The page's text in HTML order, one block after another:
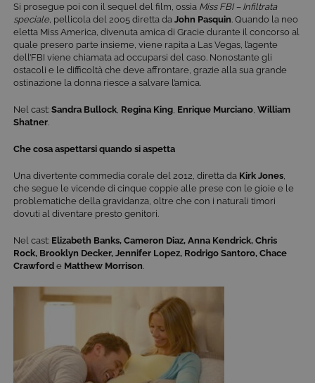
Si prosegue poi con il sequel del film, ossia Miss FBI – Infiltrata
speciale, pellicola del 2005 diretta da John Pasquin . Quando la neo
eletta Miss America, divenuta amica di Gracie durante il concorso al
quale presero parte insieme, viene rapita a Las Vegas, l’agente
dell’FBI viene chiamata ad occuparsi del caso. Nonostante gli
ostacoli e le difficoltà che deve affrontare, grazie alla sua grande
ostinazione la donna riesce a salvare l’amica.
Nel cast: Sandra Bullock Regina King Enrique Murciano William
Shatner
Che cosa aspettarsi quando si aspetta
Una divertente commedia corale del 2012, diretta da Kirk Jones
che segue le vicende di cinque coppie alle prese con le gioie e le
problematiche della gravidanza, oltre che con i naturali timori
dovuti al diventare presto genitori.
Nel cast: Elizabeth Banks, Cameron Diaz, Anna Kendrick, Chris
Rock, Brooklyn Decker, Jennifer Lopez, Rodrigo Santoro, Chace
Crawford e Matthew Morrison